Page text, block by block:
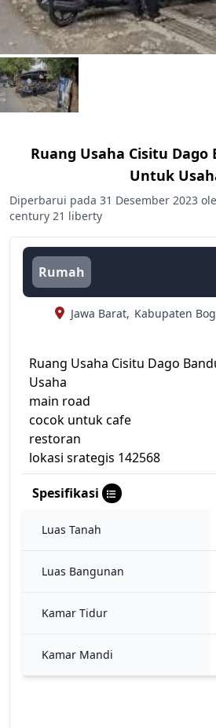
Ruang Usaha Cisitu Dago
Untuk
Diperbarui pada 31 Desember 2023
century 21 liberty
Rumah
Jawa Barat, Kabupaten
Ruang Usaha Cisitu Dago
Usaha
main road
cocok untuk cafe
restoran
lokasi srategis 142568
Spesifikasi
Luas Tanah
Luas Bangunan
Kamar Tidur
Kamar Mandi